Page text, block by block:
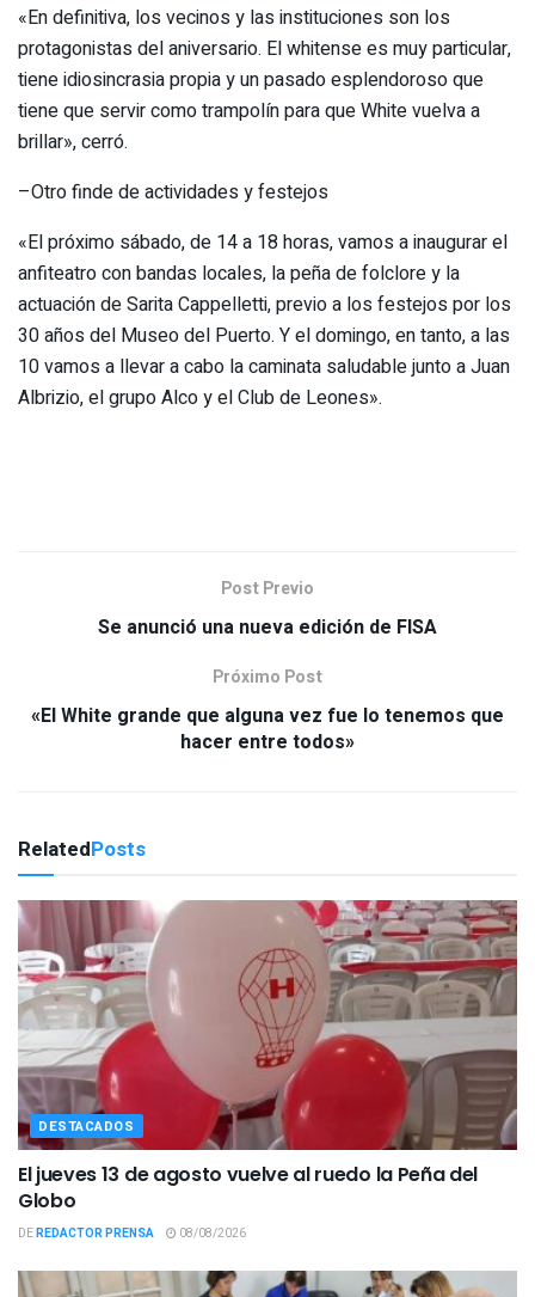
«En definitiva, los vecinos y las instituciones son los
protagonistas del aniversario. El whitense es muy particular,
tiene idiosincrasia propia y un pasado esplendoroso que
tiene que servir como trampolín para que White vuelva a
brillar», cerró.
–Otro finde de actividades y festejos
«El próximo sábado, de 14 a 18 horas, vamos a inaugurar el
anfiteatro con bandas locales, la peña de folclore y la
actuación de Sarita Cappelletti, previo a los festejos por los
30 años del Museo del Puerto. Y el domingo, en tanto, a las
10 vamos a llevar a cabo la caminata saludable junto a Juan
Albrizio, el grupo Alco y el Club de Leones».
Post Previo
Se anunció una nueva edición de FISA
Próximo Post
«El White grande que alguna vez fue lo tenemos que
hacer entre todos»
RelatedPosts
DESTACADOS
El jueves 13 de agosto vuelve al ruedo la Peña del
Globo
DEREDACTOR PRENSA 08/08/2026